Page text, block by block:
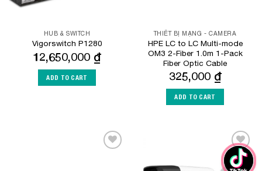
HUB & SWITCH
Vigorswitch P1280
12,650,000 ₫
ADD TO CART
THIẾT BỊ MẠNG - CAMERA
HPE LC to LC Multi-mode
OM3 2-Fiber 1.0m 1-Pack
Fiber Optic Cable
325,000 ₫
ADD TO CART
Add to
Wishlist